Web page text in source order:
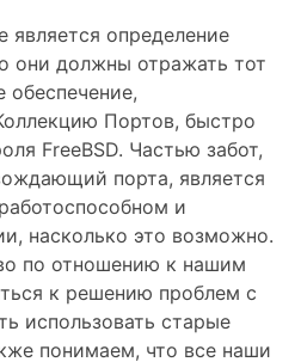
является определение
они должны отражать тот
обеспечение,
Портов, быстро
FreeBSD. Частью забот,
порта, является
и
насколько это возможно.
по отношению к нашим
к решению проблем с
использовать старые
понимаем, что все наши